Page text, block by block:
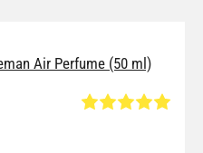
Air Perfume (50 ml)